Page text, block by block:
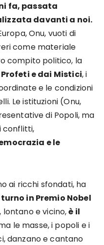
fa, passata
davanti a noi.
Onu, vuoti di
come materiale
compito politico, la
e dai Mistici, i
e le condizioni
Le istituzioni (Onu,
di Popoli, ma
conflitti,
e le
ai ricchi sfondati, ha
in Premio Nobel
, lontano e vicino,è il
le masse, i popoli e i
danzano e cantano